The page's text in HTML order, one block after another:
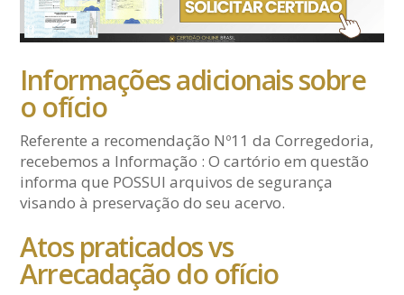
Informações adicionais sobre
o ofício
Referente a recomendação Nº11 da Corregedoria,
recebemos a Informação : O cartório em questão
informa que POSSUI arquivos de segurança
visando à preservação do seu acervo.
Atos praticados vs
Arrecadação do ofício